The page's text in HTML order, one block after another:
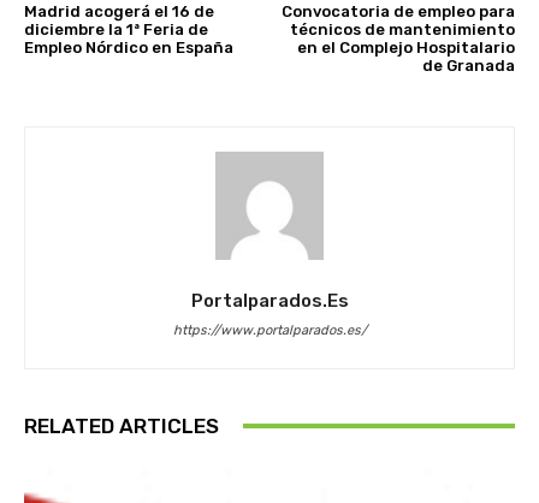
Madrid acogerá el 16 de
diciembre la 1ª Feria de
Empleo Nórdico en España
Convocatoria de empleo para
técnicos de mantenimiento
en el Complejo Hospitalario
de Granada
Portalparados.es
https://www.portalparados.es/
RELATED ARTICLES